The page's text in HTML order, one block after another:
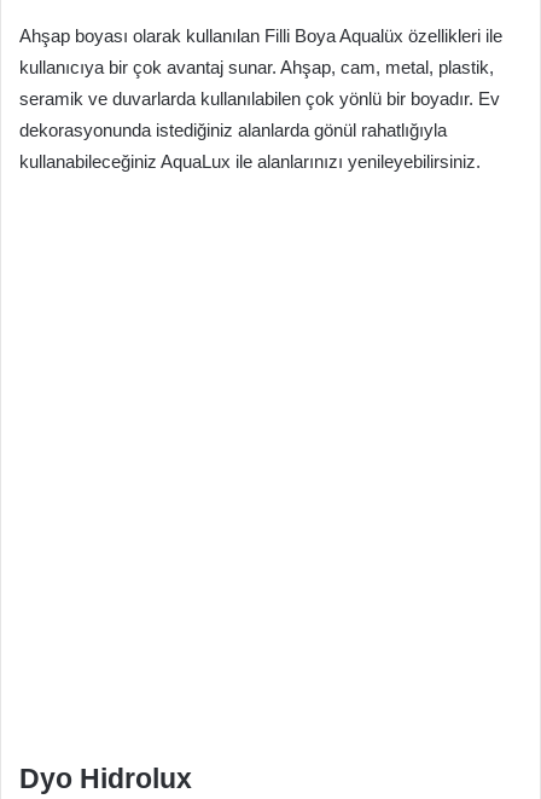
Ahşap boyası olarak kullanılan Filli Boya Aqualüx özellikleri ile
kullanıcıya bir çok avantaj sunar. Ahşap, cam, metal, plastik,
seramik ve duvarlarda kullanılabilen çok yönlü bir boyadır. Ev
dekorasyonunda istediğiniz alanlarda gönül rahatlığıyla
kullanabileceğiniz AquaLux ile alanlarınızı yenileyebilirsiniz.
Dyo Hidrolux